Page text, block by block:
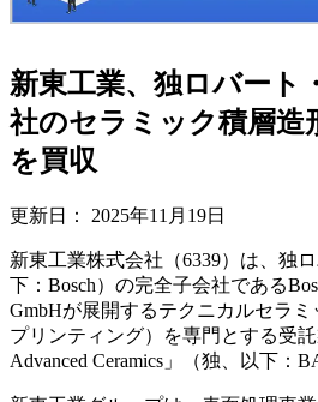
新東工業、独ロバート
社のセラミック積層造
を買収
更新日： 2025年11月19日
新東工業株式会社（6339）は、独
下：Bosch）の完全子会社である
GmbHが展開するテクニカルセラ
プリンティング）を専門とする受
Advanced Ceramics」（独、以下：